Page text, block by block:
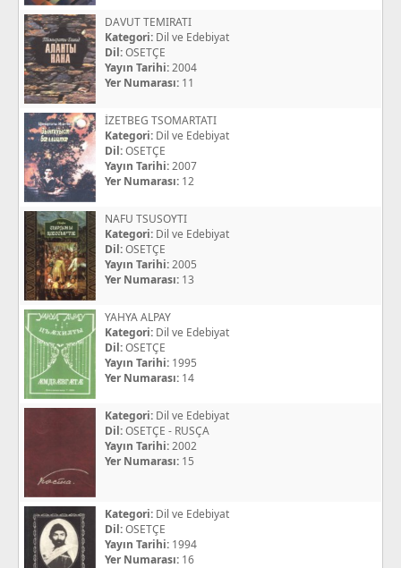
DAVUT TEMIRATI
Kategori: Dil ve Edebiyat
Dil:OSETÇE
Yayın Tarihi:2004
Yer Numarası: 11
İZETBEG TSOMARTATI
Kategori: Dil ve Edebiyat
Dil:OSETÇE
Yayın Tarihi:2007
Yer Numarası: 12
NAFU TSUSOYTI
Kategori: Dil ve Edebiyat
Dil:OSETÇE
Yayın Tarihi:2005
Yer Numarası: 13
YAHYA ALPAY
Kategori: Dil ve Edebiyat
Dil:OSETÇE
Yayın Tarihi: 1995
Yer Numarası: 14
Kategori: Dil ve Edebiyat
Dil:OSETÇE - RUSÇA
Yayın Tarihi:2002
Yer Numarası: 15
Kategori: Dil ve Edebiyat
Dil:OSETÇE
Yayın Tarihi: 1994
Yer Numarası: 16